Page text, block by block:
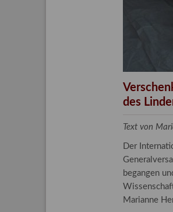
des
Text von
Der
begangen
Marianne